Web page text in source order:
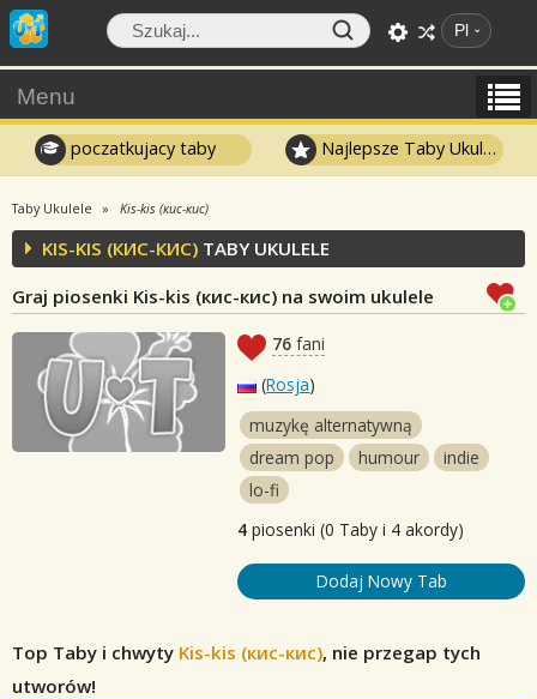
Pl
Menu
poczatkujacy taby Najlepsze Taby Ukulele
Taby Ukulele Kis-kis (кис-кис)
KIS-KIS (КИС-КИС) TABY UKULELE
Graj piosenki Kis-kis (кис-кис) na swoim ukulele
76 fani
(Rosja)
muzykę alternatywną
dream pop
humour
indie
lo-fi
4 piosenki (0 Taby i 4 akordy)
Dodaj Nowy Tab
Top Taby i chwyty Kis-kis (кис-кис), nie przegap tych
utworów!